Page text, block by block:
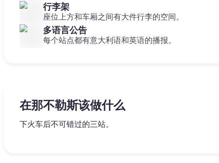
行李架
座位上方和车厢之间有大件行李的空间。
多语言公告
每个站点都有意大利语和英语的播报。
在那不勒斯该做什么
下火车后不可错过的三站。